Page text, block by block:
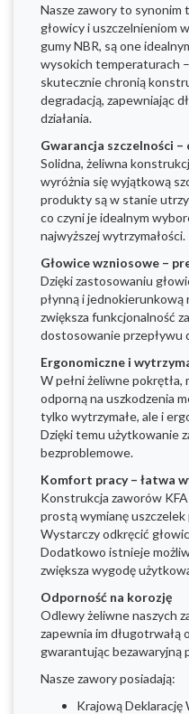
Nasze zawory to synonim
głowicy i uszczelnieniom
gumy NBR, są one
wysokich temperaturach
skutecznie chronią
degradacją, zapewniając
działania.
Gwarancja szczelności –
Solidna, żeliwna
wyróżnia się wyjątkową
produkty są w stanie
co czyni je idealnym
najwyższej wytrzymałości.
Głowice wzniosowe –
Dzięki zastosowaniu
płynną i jednokierunkową
zwiększa funkcjonalność
dostosowanie przepływu
Ergonomiczne i
W pełni żeliwne
odporną na uszkodzenia
tylko wytrzymałe, ale i
Dzięki temu użytkowanie
bezproblemowe.
Komfort pracy – łatwa
Konstrukcja zaworów
prostą wymianę
Wystarczy odkręcić
Dodatkowo istnieje
zwiększa wygodę
Odporność na korozję
Odlewy żeliwne naszych
zapewnia im długotrwałą
gwarantując bezawaryjną
Nasze zawory posiadają:
Krajową Deklarację